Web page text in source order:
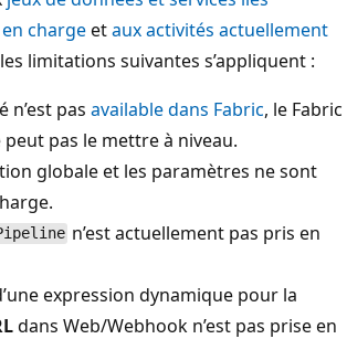
chargeetaux activités actuellement
limitations suivantes s’appliquent :
n’est pas available dans Fabric, le Fabric
pas le mettre à niveau.
globale et les paramètres ne sont
n’est actuellement pas pris en
expression dynamique pour la
dans Web/Webhook n’est pas prise en